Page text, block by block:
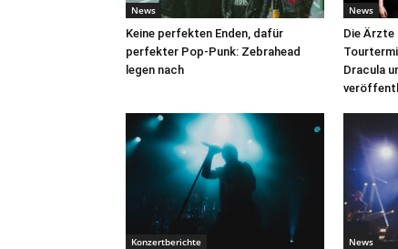
News
Keine perfekten Enden, dafür
perfekter Pop-Punk: Zebrahead
legen nach
News
Die Ärzte
Dracula
Konzertberichte News